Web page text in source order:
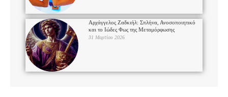
Αρχάγγελος Ζαδκιήλ: Σπλήνα, Ανοσοποιητικό
και το Ιώδες Φως της Μεταμόρφωσης
31 Μαρτίου 2026